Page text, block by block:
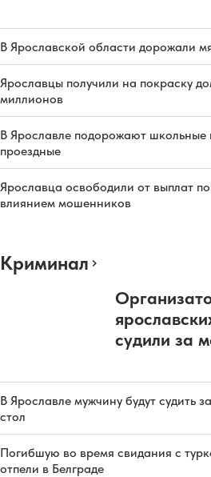
В Ярославской области дорожали
Ярославцы получили на покраску
миллионов
В Ярославле подорожают школьные
проездные
Ярославца освободили от выплат по
влиянием мошенников
Криминал
судили за
В Ярославле мужчину будут судить
стол
Погибшую во время свидания с
отпели в Белграде